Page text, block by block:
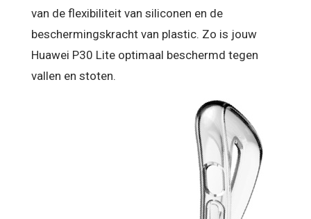
van de flexibiliteit van siliconen en de
beschermingskracht van plastic. Zo is jouw
Huawei P30 Lite optimaal beschermd tegen
vallen en stoten.